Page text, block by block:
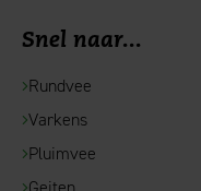
Snel naar...
Rundvee
Varkens
Pluimvee